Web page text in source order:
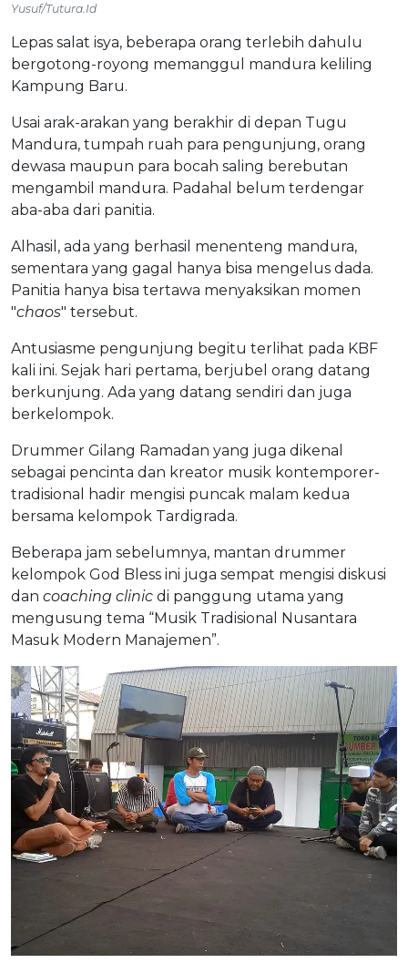
Yusuf/Tutura.Id
Lepas salat isya, beberapa orang terlebih dahulu
bergotong-royong memanggul mandura keliling
Kampung Baru.
Usai arak-arakan yang berakhir di depan Tugu
Mandura, tumpah ruah para pengunjung, orang
dewasa maupun para bocah saling berebutan
mengambil mandura. Padahal belum terdengar
aba-aba dari panitia.
Alhasil, ada yang berhasil menenteng mandura,
sementara yang gagal hanya bisa mengelus dada.
Panitia hanya bisa tertawa menyaksikan momen
"chaos" tersebut.
Antusiasme pengunjung begitu terlihat pada KBF
kali ini. Sejak hari pertama, berjubel orang datang
berkunjung. Ada yang datang sendiri dan juga
berkelompok.
Drummer Gilang Ramadan yang juga dikenal
sebagai pencinta dan kreator musik kontemporer-
tradisional hadir mengisi puncak malam kedua
bersama kelompok Tardigrada.
Beberapa jam sebelumnya, mantan drummer
kelompok God Bless ini juga sempat mengisi diskusi
dan coaching clinic di panggung utama yang
mengusung tema “Musik Tradisional Nusantara
Masuk Modern Manajemen”.